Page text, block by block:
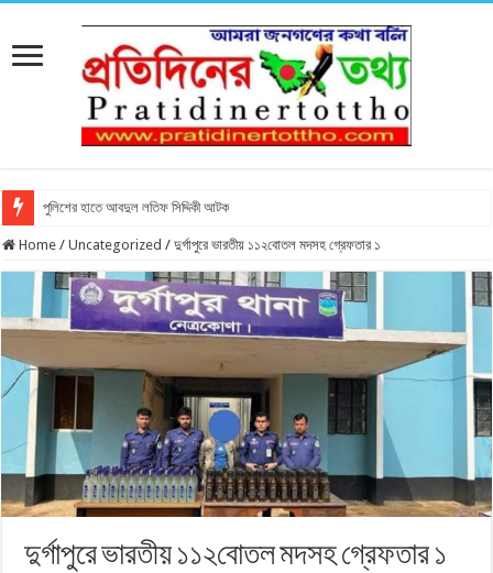
পুলিশের হাতে আবদুল লতিফ সিদ্দিকী আটক
Home / Uncategorized / দুর্গাপুরে ভারতীয় ১১২বোতল মদসহ গ্রেফতার ১
দুর্গাপুরে ভারতীয় ১১২বোতল মদসহ গ্রেফতার ১